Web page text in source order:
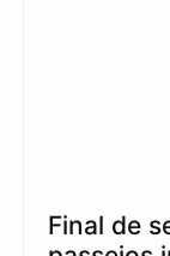
Final de